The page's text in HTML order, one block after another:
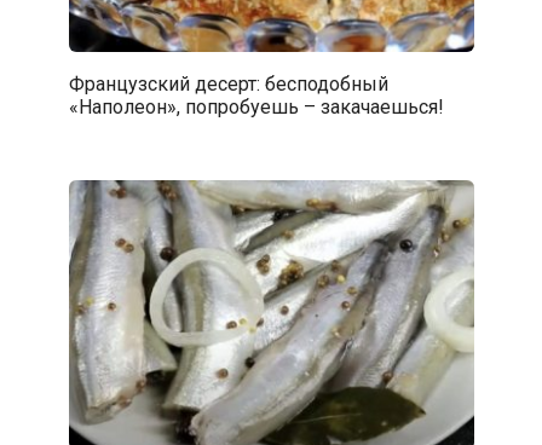
Французский десерт: бесподобный
«Наполеон», попробуешь – закачаешься!